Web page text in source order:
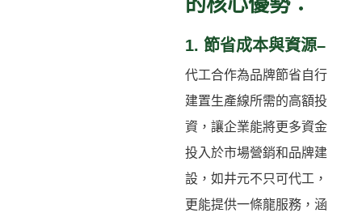
1. 節省成本與資源–
代工合作為品牌節省自行
建置生產線所需的高額投
資，讓企業能將更多資金
投入於市場營銷和品牌建
設，如井元不只可代工，
更能提供一條龍服務，涵